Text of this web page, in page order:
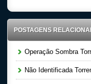
POSTAGENS
Operação Sombra
Não Identificada